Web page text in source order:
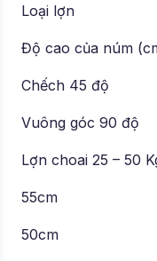
Loại lợn
Độ cao của núm
Chếch 45 độ
Vuông góc 90 độ
Lợn choai 25 – 50
55cm
50cm